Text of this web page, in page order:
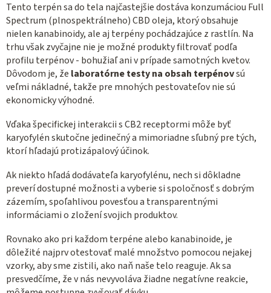
Tento terpén sa do tela najčastejšie dostáva konzumáciou Full
Spectrum (plnospektrálneho) CBD oleja, ktorý obsahuje
nielen kanabinoidy, ale aj terpény pochádzajúce z rastlín. Na
trhu však zvyčajne nie je možné produkty filtrovať podľa
profilu terpénov - bohužiaľ ani v prípade samotných kvetov.
Dôvodom je, že laboratórne testy na obsah terpénovsú
veľmi nákladné, takže pre mnohých pestovateľov nie sú
ekonomicky výhodné.
Vďaka špecifickej interakcii s CB2 receptormi môže byť
karyofylén skutočne jedinečný a mimoriadne sľubný pre tých,
ktorí hľadajú protizápalový účinok.
Ak niekto hľadá dodávateľa karyofylénu, nech si dôkladne
preverí dostupné možnosti a vyberie si spoločnosť s dobrým
zázemím, spoľahlivou povesťou a transparentnými
informáciami o zložení svojich produktov.
Rovnako ako pri každom terpéne alebo kanabinoide, je
dôležité najprv otestovať malé množstvo pomocou nejakej
vzorky, aby sme zistili, ako naň naše telo reaguje. Ak sa
presvedčíme, že v nás nevyvoláva žiadne negatívne reakcie,